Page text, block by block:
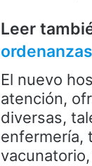
Leer
El nuevo
atención,
diversas,
enfermería,